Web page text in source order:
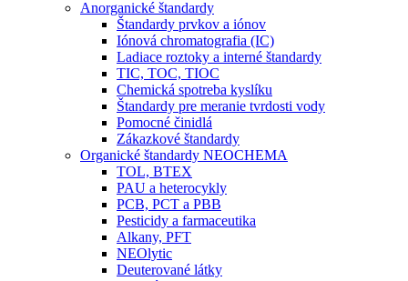
Anorganické štandardy
Štandardy prvkov a iónov
Iónová chromatografia (IC)
Ladiace roztoky a interné štandardy
TIC, TOC, TIOC
Chemická spotreba kyslíku
Štandardy pre meranie tvrdosti vody
Pomocné činidlá
Zákazkové štandardy
Organické štandardy NEOCHEMA
TOL, BTEX
PAU a heterocykly
PCB, PCT a PBB
Pesticidy a farmaceutika
Alkany, PFT
NEOlytic
Deuterované látky